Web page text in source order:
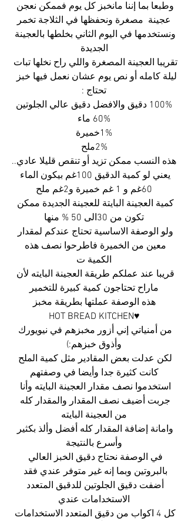
وطبعا بما إننا مانخبز كل يوم فممكن نعجن
عجينة  مصغرة ونحفظها في الثلاجة تخمر
ونستخدمها في اليوم الثاني بخلطها بالعجينة
الجديدة
تقريبا العجينة المصغرة واللي راح نخلها تبات
ليلة كامله أو نص يوم عشان نعمل فيها خبز
تحتاج :
100% دقيق والافضل دقيق عالي الجلوتين
60% ماء
1%خميرة
2%ملح
هذه النسب ممكن تزيد أو تنقص قليلا عادي..
يعني لو كمية الدقيق 100غم بيكون الماء
60غم و 1 غم خميرة و2غم ملح
كمية العجينة البايتة للعجينة الجديدة ممكن
تكون من 30الى 50 % منها
ولو الوصفة الاساسية تحتاج عندكم لمقدار
معين من الخميرة فاطرحوا نصف هذه
الكمية ت
قريبا عند عملكم طريقة العجينة البايته لأن
ماراح تحتاجون كمية كبيرة للتخمير
هذه الوصفة عملتها بطريقة مخبز
HOT BREAD KITCHEN♥
من أمنياتي إني أزور مخبزهم في نيويورك
وأذوق خبزهم:)
لكن عدلت بعض المقادير مثل كمية الملح
كانت كثيرة جدا وأيضا في وصفتهم
استخدموا نصف مقدار العجينة البايته وأنا
جربت أضيف نصف المقدار والمقدار كله
من العجينة البايته
وامانة إضافة المقدار كله أفضل وألذ بكثير
وأسرع بالنتيجة
في الوصفة نحتاج دقيق الخبز العالي
بالبروتين وبما إنه غير متوفر عندي فقد
أضفت دقيق الجلوتين للدقيق المتعدد
الاستخدامات عندي
كل 4 اكواب من دقيق المتعدد الاستخدامات